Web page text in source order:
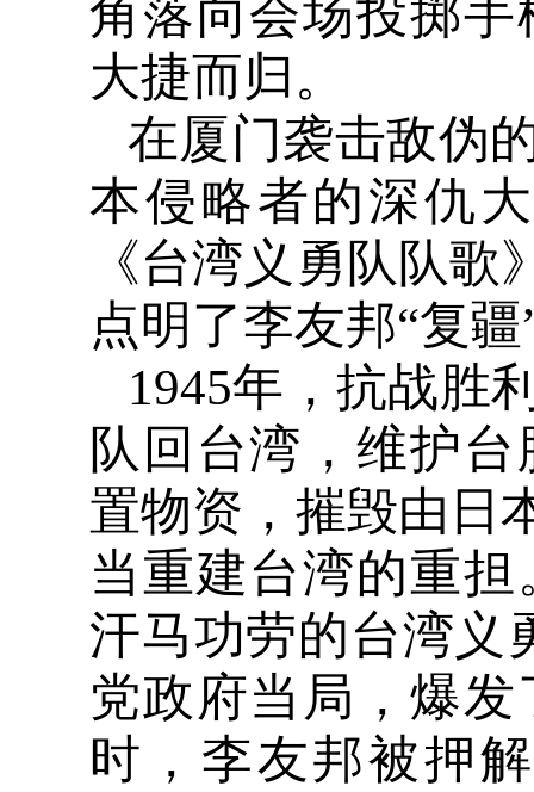
角落向会场投掷
大捷而归。
在厦门袭击敌伪
本侵略者的深仇
《台湾义勇队队
点明了李友邦“复
1945年，抗战胜
队回台湾，维护
置物资，摧毁由日
当重建台湾的重担
汗马功劳的台湾义
党政府当局，爆
时，李友邦被押